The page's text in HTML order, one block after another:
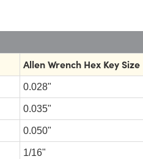
Allen Wrench Hex Key Size
0.028"
0.035"
0.050"
1/16"